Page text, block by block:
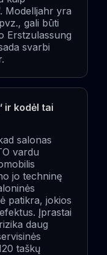
Modelljahr yra
gali būti
Erstzulassung
svarbi
ir kodėl tai
salonas
vardu
jo techninę
patikra, jokios
Įprastai
daug
taškų